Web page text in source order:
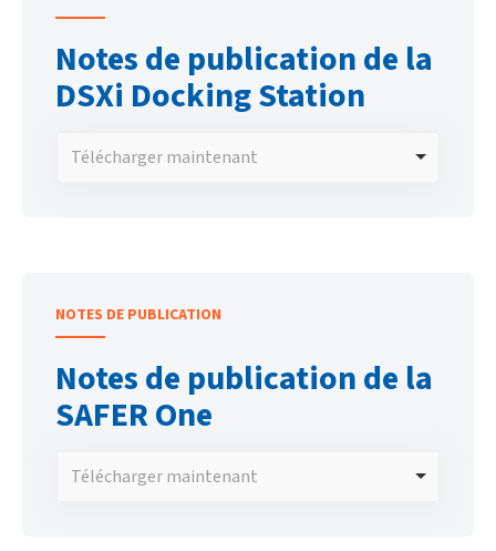
Notes de publication de la
DSXi Docking Station
Télécharger maintenant
NOTES DE PUBLICATION
Notes de publication de la
SAFER One
Télécharger maintenant